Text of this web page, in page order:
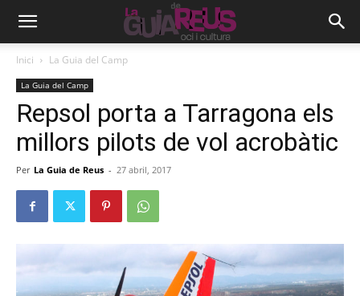
Inici La Guia del Camp
La Guia del Camp
Repsol porta a Tarragona els
millors pilots de vol acrobàtic
Per La Guia de Reus - 27 abril, 2017